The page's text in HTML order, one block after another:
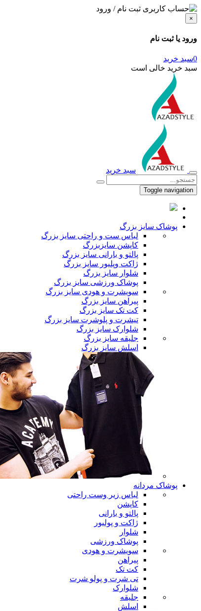
ثبت نام / ورود
×
ورود یا ثبت نام
0سبد خرید
سبد خرید خالی است
سبد خرید
Toggle navigation
پوشاک سایز بزرگ
لباس ست و راحتی سایز بزرگ
کاپشن سایزبزرگ
پالتو و بارانی سایز بزرگ
ژاکت وپلیور سایز بزرگ
شلوار سایز بزرگ
پوشاک ورزشی سایز بزرگ
سویشرت و هودی سایز بزرگ
پیراهن سایز بزرگ
کت تک سایز بزرگ
تیشرت و پلوشرت سایز بزرگ
شلوارک سایز بزرگ
جلیقه سایز بزرگ
اسلش سایز بزرگ
پوشاک مردانه
لباس زیر وست راحتی
کاپشن
پالتو و بارانی
ژاکت و پولیور
شلوار
پوشاک ورزشی
سویشرت و هودی
پیراهن
کت تک
تی شرت و پولو شرت
شلوارک
جلیقه
اسلش